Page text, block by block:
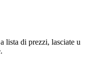
lista di prezzi, lasciate u